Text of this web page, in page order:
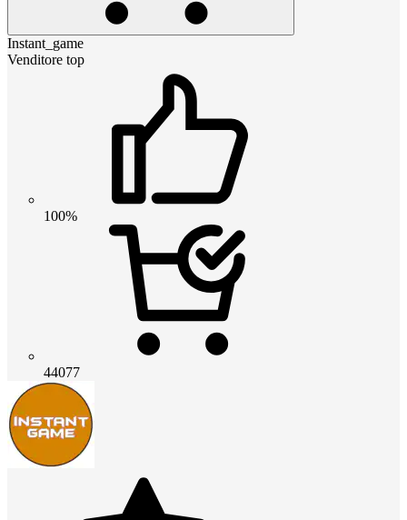
Instant_game
Venditore top
100%
44077